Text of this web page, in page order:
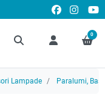
0
Lampade Paralumi,